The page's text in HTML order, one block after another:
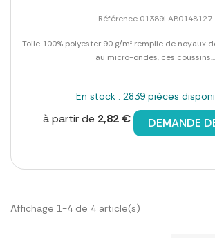
Référence 01389LAB0148127
Toile 100% polyester 90 g/m² remplie de noyaux
au micro-ondes, ces coussins...
En stock : 2839 pièces
à partir de 2,82 € DEMANDE
Affichage 1-4 de 4 article(s)